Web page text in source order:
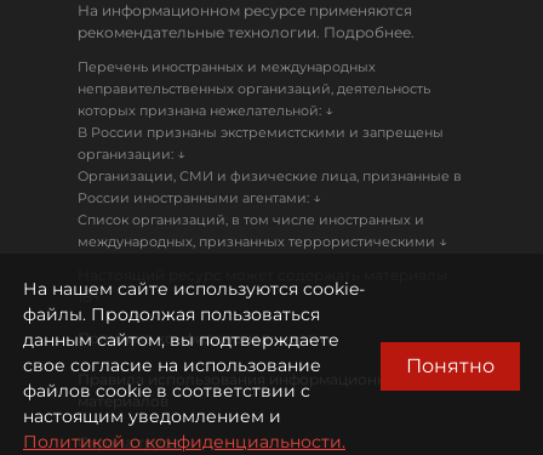
На информационном ресурсе применяются
рекомендательные технологии. Подробнее.
Перечень иностранных и международных
неправительственных организаций, деятельность
которых признана нежелательной: ↓
В России признаны экстремистскими и запрещены
организации: ↓
Организации, СМИ и физические лица, признанные в
России иностранными агентами: ↓
Список организаций, в том числе иностранных и
международных, признанных террористическими ↓
18+
Политика конфиденциальности
Правила использования информационных
материалов
Охрана труда
На нашем сайте используются cookie-
файлы. Продолжая пользоваться
данным сайтом, вы подтверждаете
свое согласие на использование
файлов cookie в соответствии с
настоящим уведомлением и
Политикой о конфиденциальности.
Понятно